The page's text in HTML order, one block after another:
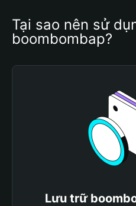
Tại sao nên sử
boombombap?
Lưu trữ